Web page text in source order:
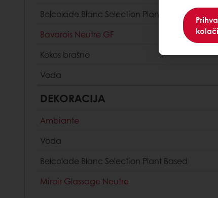
Belcolade Blanc Selection Plant Based
Bavarois Neutre GF
Kokos brašno
Voda
DEKORACIJA
Ambiante
Voda
Belcolade Blanc Selection Plant Based
Miroir Glassage Neutre